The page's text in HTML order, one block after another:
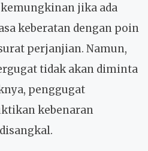
jika ada
keberatan dengan poin
perjanjian. Namun,
tidak akan diminta
penggugat
kebenaran